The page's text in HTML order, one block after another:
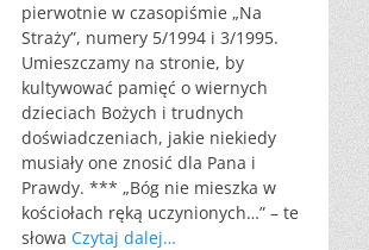
pierwotnie w czasopiśmie „Na
Straży”, numery 5/1994 i 3/1995.
Umieszczamy na stronie, by
kultywować pamięć o wiernych
dzieciach Bożych i trudnych
doświadczeniach, jakie niekiedy
musiały one znosić dla Pana i
Prawdy. *** „Bóg nie mieszka w
kościołach ręką uczynionych…” – te
słowa Czytaj dalej…